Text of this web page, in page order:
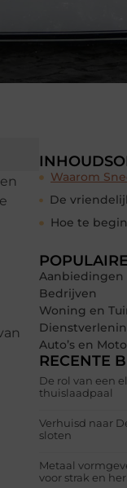
Waarom
Aanbiedingen
Bedrijven
Woning en
Auto’s en
RECENTE
De rol van een
thuislaadpaal
Verhuisd naar
sloten
Metaal
voor strak en